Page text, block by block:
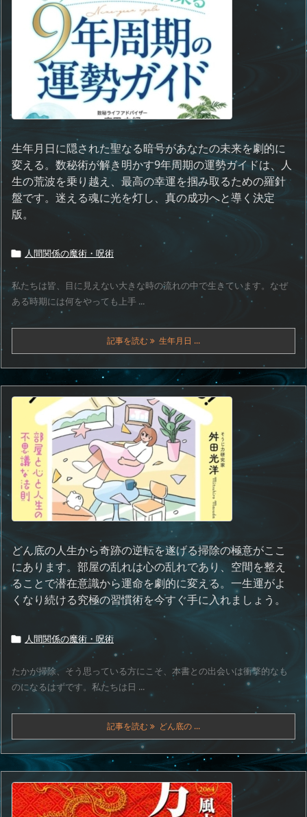
生年月日に隠された聖なる暗号があなたの未来を劇的に
変える。数秘術が解き明かす9年周期の運勢ガイドは、人
生の荒波を乗り越え、最高の幸運を掴み取るための羅針
盤です。迷える魂に光を灯し、真の成功へと導く決定
版。
 人間関係の魔術・呪術
私たちは皆、目に見えない大きな時の流れの中で生きています。なぜ
ある時期には何をやっても上手 ...
記事を読む 生年月日 ...
どん底の人生から奇跡の逆転を遂げる掃除の極意がここ
にあります。部屋の乱れは心の乱れであり、空間を整え
ることで潜在意識から運命を劇的に変える。一生運がよ
くなり続ける究極の習慣術を今すぐ手に入れましょう。
 人間関係の魔術・呪術
たかが掃除、そう思っている方にこそ、本書との出会いは衝撃的なも
のになるはずです。私たちは日 ...
記事を読む どん底の ...